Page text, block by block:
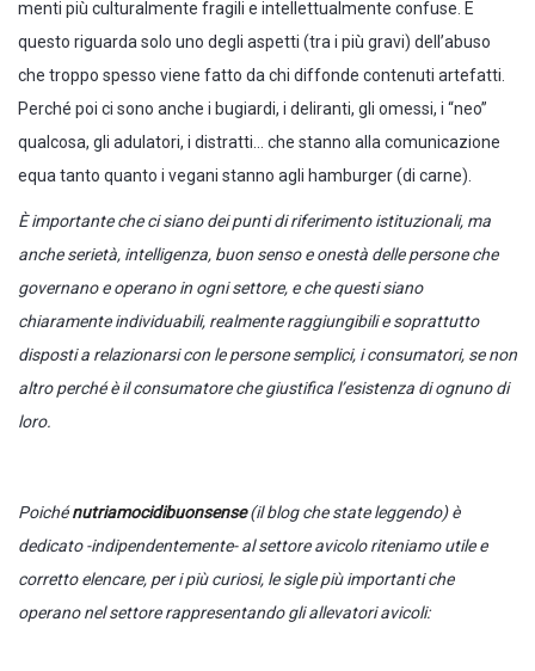
menti più culturalmente fragili e intellettualmente confuse. E
questo riguarda solo uno degli aspetti (tra i più gravi) dell’abuso
che troppo spesso viene fatto da chi diffonde contenuti artefatti.
Perché poi ci sono anche i bugiardi, i deliranti, gli omessi, i “neo”
qualcosa, gli adulatori, i distratti… che stanno alla comunicazione
equa tanto quanto i vegani stanno agli hamburger (di carne).
È importante che ci siano dei punti di riferimento istituzionali, ma
anche serietà, intelligenza, buon senso e onestà delle persone che
governano e operano in ogni settore, e che questi siano
chiaramente individuabili, realmente raggiungibili e soprattutto
disposti a relazionarsi con le persone semplici, i consumatori, se non
altro perché è il consumatore che giustifica l’esistenza di ognuno di
loro.
Poichénutriamocidibuonsense(il blog che state leggendo) è
dedicato -indipendentemente- al settore avicolo riteniamo utile e
corretto elencare, per i più curiosi, le sigle più importanti che
operano nel settore rappresentando gli allevatori avicoli: